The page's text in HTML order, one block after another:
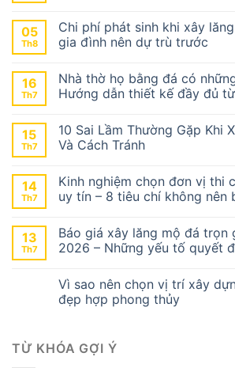
05
Th8
Chi phí phát sinh khi xây
gia đình nên dự trù trước
16
Th7
Nhà thờ họ bằng đá có
Hướng dẫn thiết kế đầy đủ
15
Th7
10 Sai Lầm Thường Gặp Khi
Và Cách Tránh
14
Th7
Kinh nghiệm chọn đơn vị thi
uy tín – 8 tiêu chí không nên
13
Th7
Báo giá xây lăng mộ đá trọn
2026 – Những yếu tố quyết
Vì sao nên chọn vị trí xây
đẹp hợp phong thủy
TỪ KHÓA GỢI Ý